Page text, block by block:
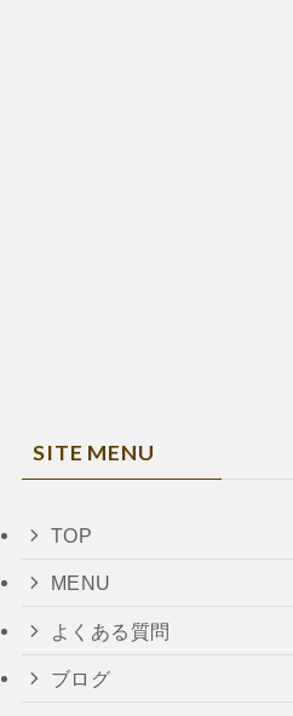
SITE MENU
TOP
MENU
よくある質問
ブログ